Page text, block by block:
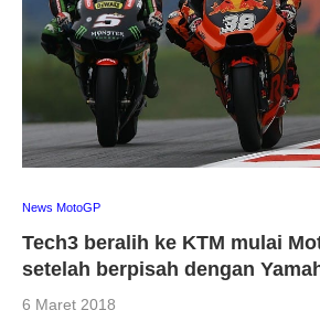
News MotoGP
Tech3 beralih ke KTM mulai
setelah berpisah dengan
6 Maret 2018